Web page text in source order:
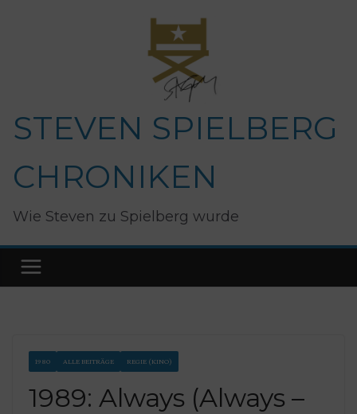
STEVEN SPIELBERG
CHRONIKEN
Wie Steven zu Spielberg wurde
1980 ALLE BEITRÄGE REGIE (KINO)
1989: Always (Always –